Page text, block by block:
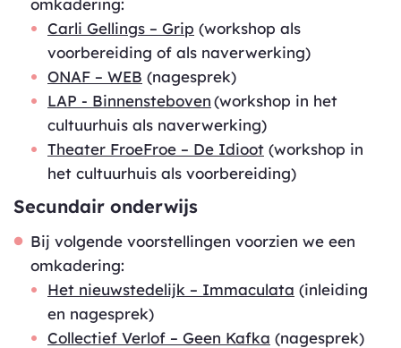
omkadering:
Carli Gellings – Grip (workshop als
voorbereiding of als naverwerking)
ONAF – WEB (nagesprek)
LAP - Binnensteboven(workshop in het
cultuurhuis als naverwerking)
Theater FroeFroe – De Idioot (workshop in
het cultuurhuis als voorbereiding)
Secundair onderwijs
Bij volgende voorstellingen voorzien we een
omkadering:
Het nieuwstedelijk – Immaculata (inleiding
en nagesprek)
Collectief Verlof – Geen Kafka (nagesprek)